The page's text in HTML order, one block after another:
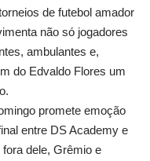
de futebol amador
não só jogadores
ambulantes e,
do Edvaldo Flores um
promete emoção
entre DS Academy e
dele, Grêmio e